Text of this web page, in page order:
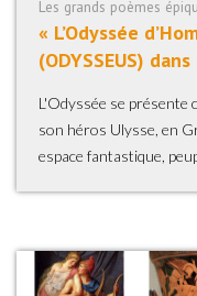
Les grands poèmes
« L’Odyssée
(ODYSSEUS)
L'Odyssée se présente
son héros Ulysse, en
espace fantastique,